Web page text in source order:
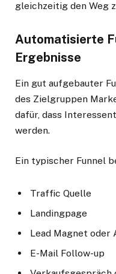
gleichzeitig den Weg
Automatisierte
Ergebnisse
Ein gut aufgebauter
des Zielgruppen
dafür, dass
werden.
Ein typischer Funnel
Traffic Quelle
Landingpage
Lead Magnet oder
E-Mail Follow-up